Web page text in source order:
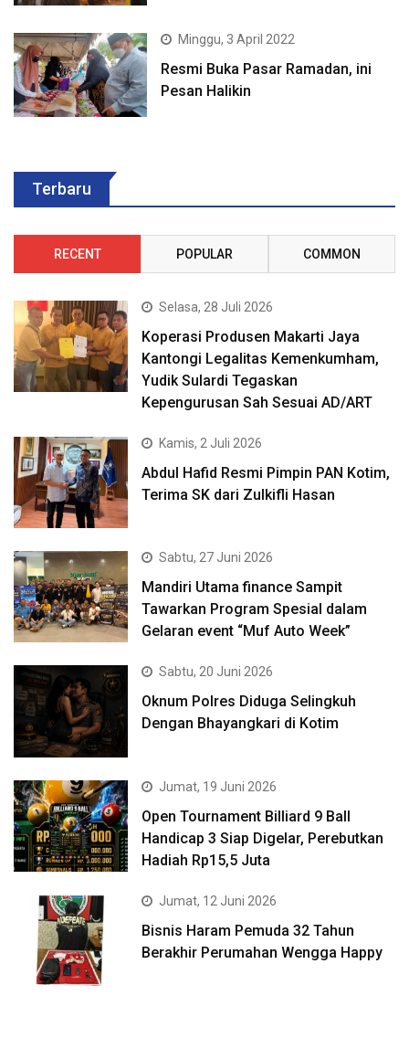
Minggu, 3 April 2022
Resmi Buka Pasar Ramadan, ini
Pesan Halikin
Terbaru
RECENT POPULAR COMMON
Selasa, 28 Juli 2026
Koperasi Produsen Makarti Jaya
Kantongi Legalitas Kemenkumham,
Yudik Sulardi Tegaskan
Kepengurusan Sah Sesuai AD/ART
Kamis, 2 Juli 2026
Abdul Hafid Resmi Pimpin PAN Kotim,
Terima SK dari Zulkifli Hasan
Sabtu, 27 Juni 2026
Mandiri Utama finance Sampit
Tawarkan Program Spesial dalam
Gelaran event “Muf Auto Week”
Sabtu, 20 Juni 2026
Oknum Polres Diduga Selingkuh
Dengan Bhayangkari di Kotim
Jumat, 19 Juni 2026
Open Tournament Billiard 9 Ball
Handicap 3 Siap Digelar, Perebutkan
Hadiah Rp15,5 Juta
Jumat, 12 Juni 2026
Bisnis Haram Pemuda 32 Tahun
Berakhir Perumahan Wengga Happy